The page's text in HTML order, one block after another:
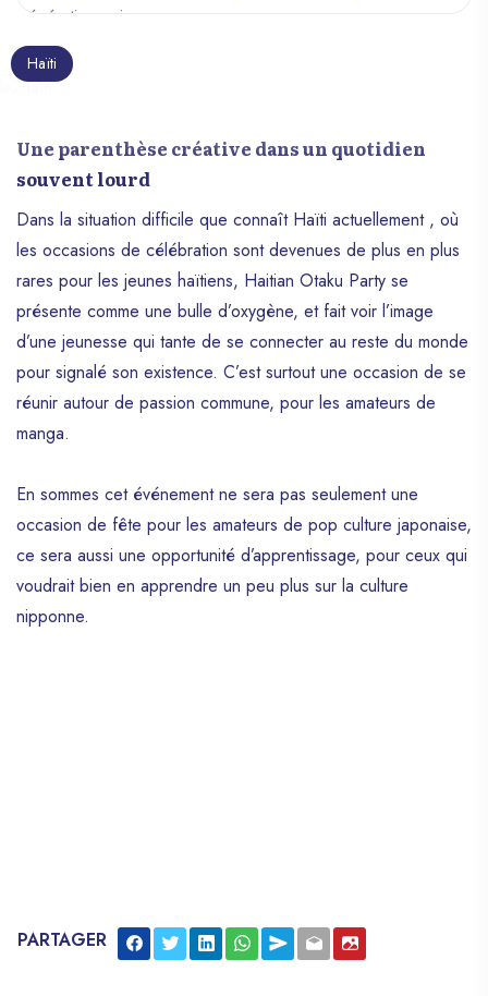
Haïti
Une parenthèse créative dans un quotidien
souvent lourd
Dans la situation difficile que connaît Haïti actuellement , où
les occasions de célébration sont devenues de plus en plus
rares pour les jeunes haïtiens, Haitian Otaku Party se
présente comme une bulle d’oxygène, et fait voir l’image
d’une jeunesse qui tante de se connecter au reste du monde
pour signalé son existence. C’est surtout une occasion de se
réunir autour de passion commune, pour les amateurs de
manga.
En sommes cet événement ne sera pas seulement une
occasion de fête pour les amateurs de pop culture japonaise,
ce sera aussi une opportunité d’apprentissage, pour ceux qui
voudrait bien en apprendre un peu plus sur la culture
nipponne.
PARTAGER